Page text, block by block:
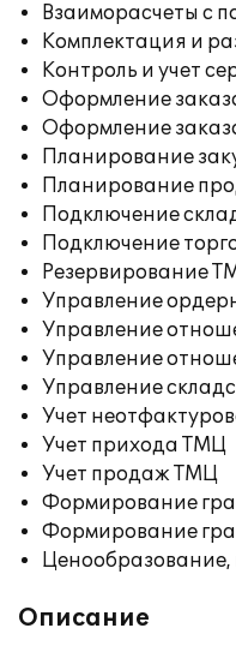
Взаиморасчеты с
Комплектация и
Контроль и учет
Оформление
Оформление
Планирование
Планирование
Подключение
Подключение
Резервирование
Управление
Управление
Управление
Управление
Учет
Учет прихода ТМЦ
Учет продаж ТМЦ
Формирование
Формирование
Описание